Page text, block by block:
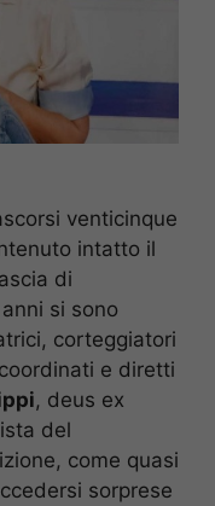
venticinque
intatto il
di
si sono
corteggiatori
e diretti
, deus ex
del
come quasi
sorprese